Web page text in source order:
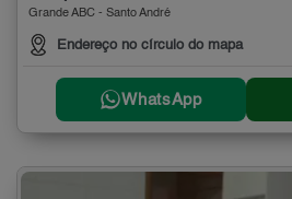
Grande ABC - Santo André
Endereço no círculo do mapa
WhatsApp